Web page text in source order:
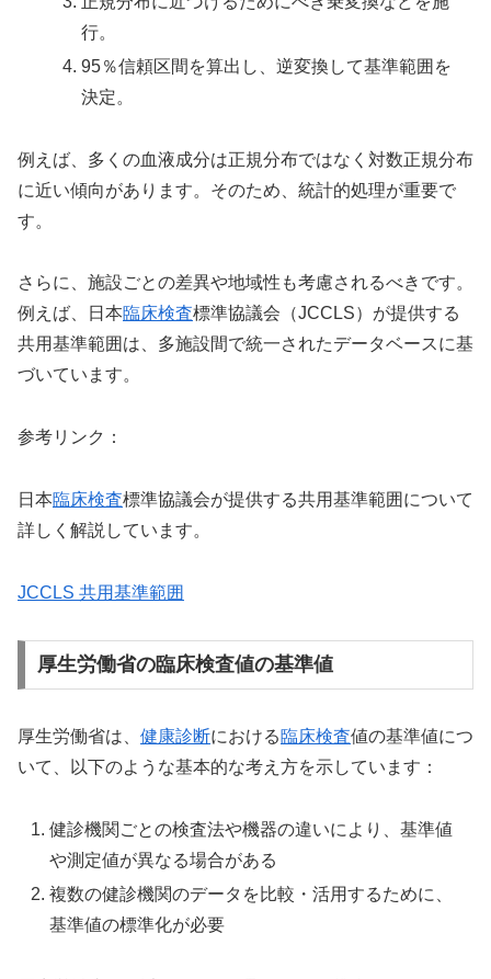
行。
95％信頼区間を算出し、逆変換して基準範囲を
決定。
例えば、多くの血液成分は正規分布ではなく対数正規分布
に近い傾向があります。そのため、統計的処理が重要で
す。
さらに、施設ごとの差異や地域性も考慮されるべきです。
例えば、日本臨床検査標準協議会（JCCLS）が提供する
共用基準範囲は、多施設間で統一されたデータベースに基
づいています。
参考リンク：
日本臨床検査標準協議会が提供する共用基準範囲について
詳しく解説しています。
JCCLS 共用基準範囲
厚生労働省の臨床検査値の基準値
厚生労働省は、 健康診断における臨床検査値の基準値につ
いて、以下のような基本的な考え方を示しています：
健診機関ごとの検査法や機器の違いにより、基準値
や測定値が異なる場合がある
複数の健診機関のデータを比較・活用するために、
基準値の標準化が必要